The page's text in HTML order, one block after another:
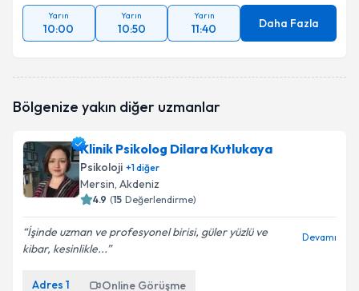
Yarın
10:00
Yarın
10:50
Yarın
11:40 Daha Fazla
Bölgenize yakın diğer uzmanlar
Klinik Psikolog Dilara Kutlukaya
Psikoloji +1diğer
Mersin, Akdeniz
4.9 (15 Değerlendirme)
İşinde uzman ve profesyonel birisi, güler yüzlü ve
kibar, kesinlikle...
Devamı
Adres 1 Online Görüşme